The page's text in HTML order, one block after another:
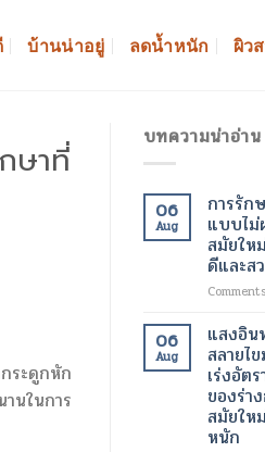
บ้านน่าอยู่ ลดน้ำหนัก ผิว
ษาที่
ระดูกหัก
นในการ
บทความน่าอ่าน
06
Aug
การรัก
แบบไม่
สมัยให
ดีและส
06
Aug
แสงอิน
สลายไ
เร่งอัต
ของร่า
สมัยให
หนัก